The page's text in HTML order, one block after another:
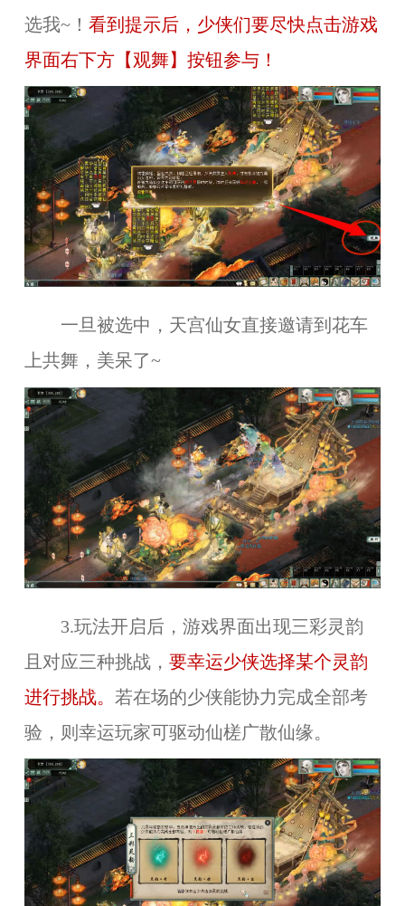
选我~！ 看到提示后，少侠们要尽快点击游戏
界面右下方【观舞】按钮参与！
一旦被选中，天宫仙女直接邀请到花车
上共舞，美呆了~
3.玩法开启后，游戏界面出现三彩灵韵
且对应三种挑战， 要幸运少侠选择某个灵韵
进行挑战。 若在场的少侠能协力完成全部考
验，则幸运玩家可驱动仙槎广散仙缘。